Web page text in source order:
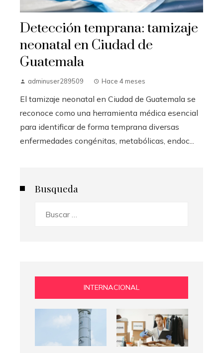
Detección temprana: tamizaje
neonatal en Ciudad de
Guatemala
adminuser289509 Hace 4 meses
El tamizaje neonatal en Ciudad de Guatemala se
reconoce como una herramienta médica esencial
para identificar de forma temprana diversas
enfermedades congénitas, metabólicas, endoc...
Busqueda
INTERNACIONAL